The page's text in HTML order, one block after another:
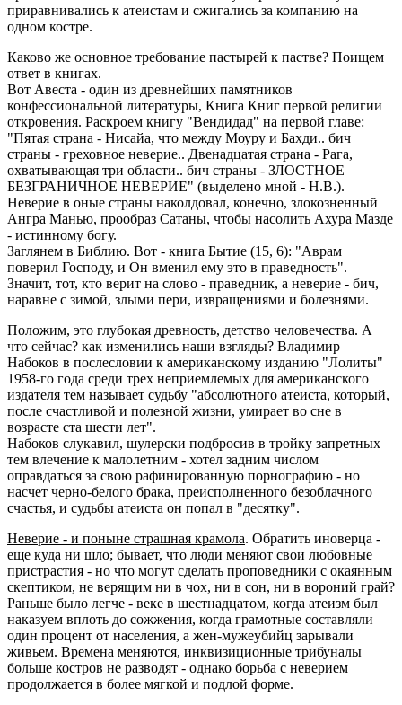
приравнивались к атеистам и сжигались за компанию на
одном костре.
Каково же основное требование пастырей к пастве? Поищем
ответ в книгах.
Вот Авеста - один из древнейших памятников
конфессиональной литературы, Книга Книг первой религии
откровения. Раскроем книгу "Вендидад" на первой главе:
"Пятая страна - Нисайа, что между Моуру и Бахди.. бич
страны - греховное неверие.. Двенадцатая страна - Рага,
охватывающая три области.. бич страны - ЗЛОСТНОЕ
БЕЗГРАНИЧНОЕ НЕВЕРИЕ" (выделено мной - Н.В.).
Неверие в оные страны наколдовал, конечно, злокозненный
Ангра Манью, прообраз Сатаны, чтобы насолить Ахура Мазде
- истинному богу.
Заглянем в Библию. Вот - книга Бытие (15, 6): "Аврам
поверил Господу, и Он вменил ему это в праведность".
Значит, тот, кто верит на слово - праведник, а неверие - бич,
наравне с зимой, злыми пери, извращениями и болезнями.
Положим, это глубокая древность, детство человечества. А
что сейчас? как изменились наши взгляды? Владимир
Набоков в послесловии к американскому изданию "Лолиты"
1958-го года среди трех неприемлемых для американского
издателя тем называет судьбу "абсолютного атеиста, который,
после счастливой и полезной жизни, умирает во сне в
возрасте ста шести лет".
Набоков слукавил, шулерски подбросив в тройку запретных
тем влечение к малолетним - хотел задним числом
оправдаться за свою рафинированную порнографию - но
насчет черно-белого брака, преисполненного безоблачного
счастья, и судьбы атеиста он попал в "десятку".
Неверие - и поныне страшная крамола. Обратить иноверца -
еще куда ни шло; бывает, что люди меняют свои любовные
пристрастия - но что могут сделать проповедники с окаянным
скептиком, не верящим ни в чох, ни в сон, ни в вороний грай?
Раньше было легче - веке в шестнадцатом, когда атеизм был
наказуем вплоть до сожжения, когда грамотные составляли
один процент от населения, а жен-мужеубийц зарывали
живьем. Времена меняются, инквизиционные трибуналы
больше костров не разводят - однако борьба с неверием
продолжается в более мягкой и подлой форме.